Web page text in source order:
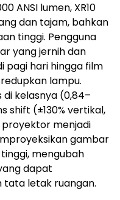
ANSI lumen, XR10
dan tajam, bahkan
tinggi. Pengguna
yang jernih dan
pagi hari hingga film
lampu.
di kelasnya (0,84–
shift (±130% vertikal,
menjadi
gambar
mengubah
dapat
letak ruangan.